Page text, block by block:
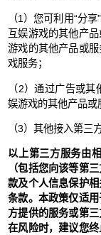
（1）您可利用“分
互娱游戏的其他产
游戏的其他产品或
戏服务；
（2）通过广告或
娱游戏的其他产品或
（3）其他接入第三
以上第三方服务由
（包括您向该等第
款及个人信息保护
条款。本政策仅适
方提供的服务或第
在风险时，建议您